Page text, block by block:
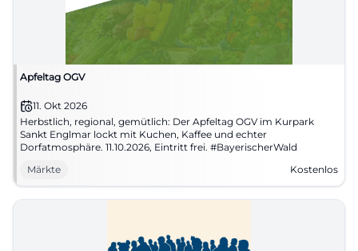
Apfeltag OGV
11. Okt 2026
Herbstlich, regional, gemütlich: Der Apfeltag OGV im Kurpark
Sankt Englmar lockt mit Kuchen, Kaffee und echter
Dorfatmosphäre. 11.10.2026, Eintritt frei. #BayerischerWald
Märkte
Kostenlos